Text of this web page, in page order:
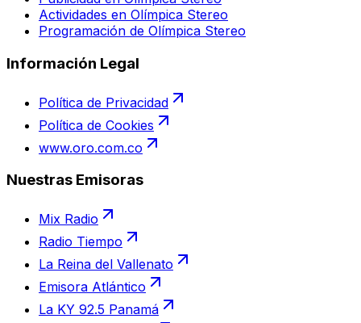
Actividades en Olímpica Stereo
Programación de Olímpica Stereo
Información Legal
Política de Privacidad
Política de Cookies
www.oro.com.co
Nuestras Emisoras
Mix Radio
Radio Tiempo
La Reina del Vallenato
Emisora Atlántico
La KY 92.5 Panamá